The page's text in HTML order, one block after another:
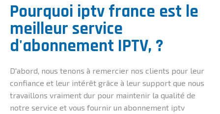
Pourquoi iptv france est le
meilleur service
d'abonnement IPTV, ?
D'abord, nous tenons à remercier nos clients pour leur
confiance et leur intérêt grâce à leur support que nous
travaillons vraiment dur pour maintenir la qualité de
notre service et vous fournir un abonnement iptv